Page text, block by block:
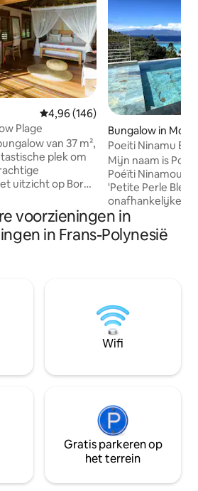
Gemiddelde beoordeling van
4,96 (146)
Plage
van 37 m²,
uitzicht op Bora
Rustige
XPF
Mauruuru
Bungalow in
Poeiti Ninamu
Uitzonderlijk
Mijn naam is
Poéïti Ninamou),
'Petite Perle
onafhankelijke
een luxe
berg, een buitengewoon uitzicht op de
lagune, de
privé infinity pool
wateroppervlak
van de lagune bij het
paradijs!
voorzieningen in
in Frans-Polynesië
Wifi
Gratis parkeren op
het terrein